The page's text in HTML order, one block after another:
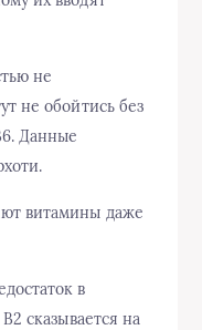
не
не обойтись без
Данные
витамины даже
в
сказывается на